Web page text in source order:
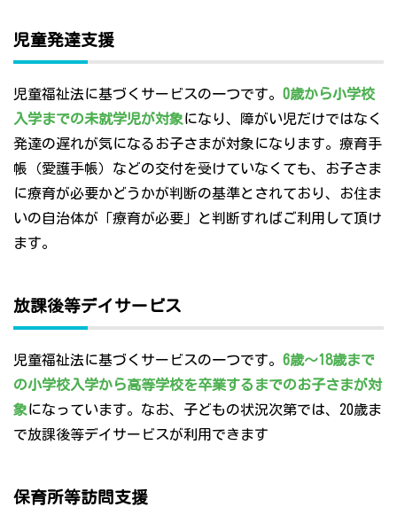
児童発達支援
児童福祉法に基づくサービスの一つです。 0歳から小学校
入学までの未就学児が対象になり、障がい児だけではなく
発達の遅れが気になるお子さまが対象になります。療育手
帳（愛護手帳）などの交付を受けていなくても、お子さま
に療育が必要かどうかが判断の基準とされており、お住ま
いの自治体が「療育が必要」と判断すればご利用して頂け
ます。
放課後等デイサービス
児童福祉法に基づくサービスの一つです。 6歳～18歳まで
の小学校入学から高等学校を卒業するまでのお子さまが対
象になっています。なお、子どもの状況次第では、20歳ま
で放課後等デイサービスが利用できます
保育所等訪問支援